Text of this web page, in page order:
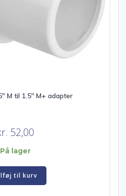
M til 1.5″ M+ adapter
52,00
På lager
til kurv